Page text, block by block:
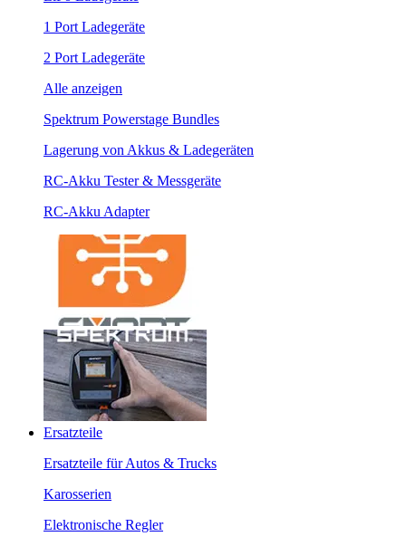
1 Port Ladegeräte
2 Port Ladegeräte
Alle anzeigen
Spektrum Powerstage Bundles
Lagerung von Akkus & Ladegeräten
RC-Akku Tester & Messgeräte
RC-Akku Adapter
Ersatzteile
Ersatzteile für Autos & Trucks
Karosserien
Elektronische Regler